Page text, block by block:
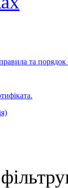
та порядок